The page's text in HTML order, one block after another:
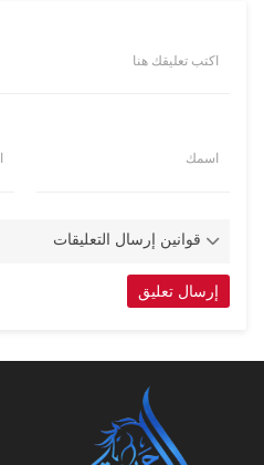
اكتب تعليقك هنا
اسمك
قوانين إرسال التعليقات